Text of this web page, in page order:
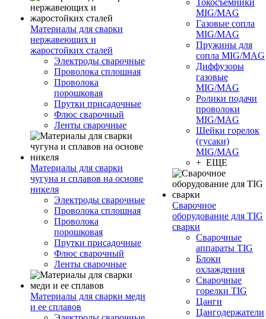
Материалы для сварки
нержавеющих и
жаростойких сталей
Электроды сварочные
Проволока сплошная
Проволока
порошковая
Прутки присадочные
Флюс сварочный
Ленты сварочные
Материалы для сварки
чугуна и сплавов на основе
никеля
Электроды сварочные
Проволока сплошная
Проволока
порошковая
Прутки присадочные
Флюс сварочный
Ленты сварочные
Материалы для сварки меди
и ее сплавов
Токосъемники
MIG/MAG
Газовые сопла
MIG/MAG
Пружины для
сопла MIG/MAG
Диффузоры
газовые
MIG/MAG
Ролики подачи
проволоки
MIG/MAG
Шейки горелок
(гусаки)
MIG/MAG
+ ЕЩЕ
Сварочное
оборудование для TIG
сварки
Сварочные
аппараты TIG
Блоки
охлаждения
Сварочные
горелки TIG
Цанги
Цангодержатели